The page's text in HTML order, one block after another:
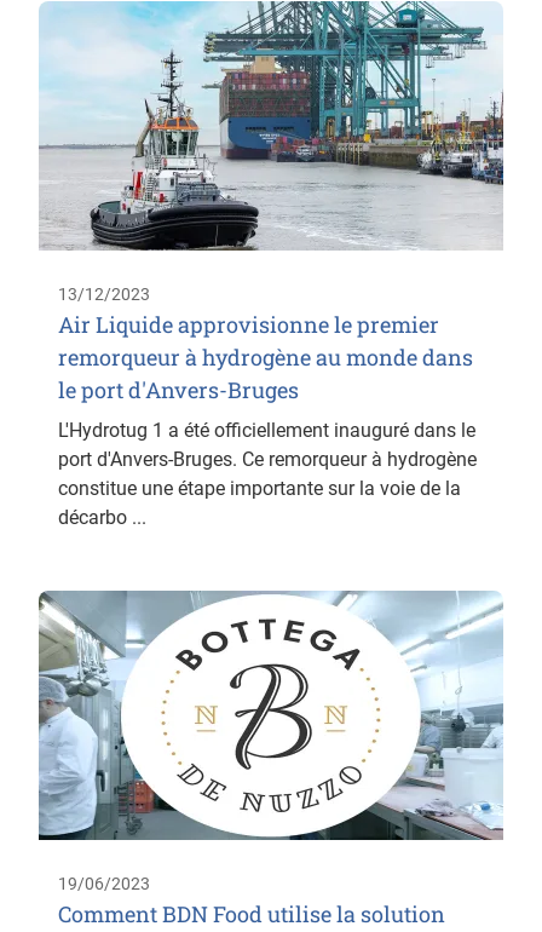
13/12/2023
Air Liquide approvisionne le premier
remorqueur à hydrogène au monde dans
le port d'Anvers-Bruges
L'Hydrotug 1 a été officiellement inauguré dans le
port d'Anvers-Bruges. Ce remorqueur à hydrogène
constitue une étape importante sur la voie de la
décarbo ...
19/06/2023
Comment BDN Food utilise la solution